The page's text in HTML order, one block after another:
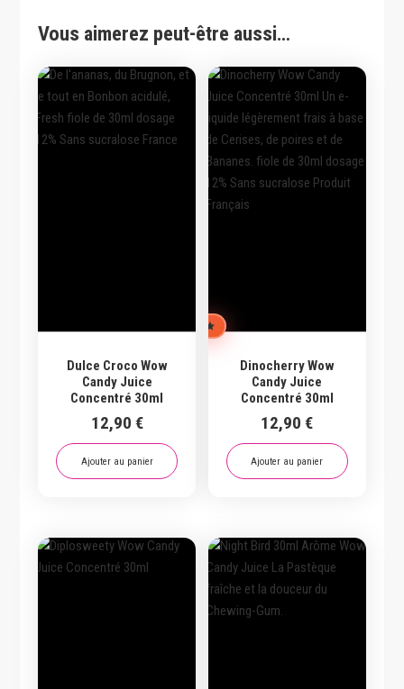
Vous aimerez peut-être aussi…
Dulce Croco Wow
Candy Juice
Concentré 30ml
12,90 €
Ajouter au panier
Dinocherry Wow
Candy Juice
Concentré 30ml
12,90€
Ajouter au panier